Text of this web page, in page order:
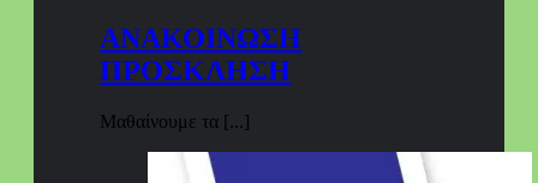
ΑΝΑΚΟΙΝΩΣΗ
ΠΡΟΣΚΛΗΣΗ
Μαθαίνουμε τα [...]